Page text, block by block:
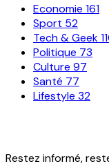
Economie 161
Sport 52
Tech & Geek
Politique 73
Culture 97
Santé 77
Lifestyle 32
Restez informé,